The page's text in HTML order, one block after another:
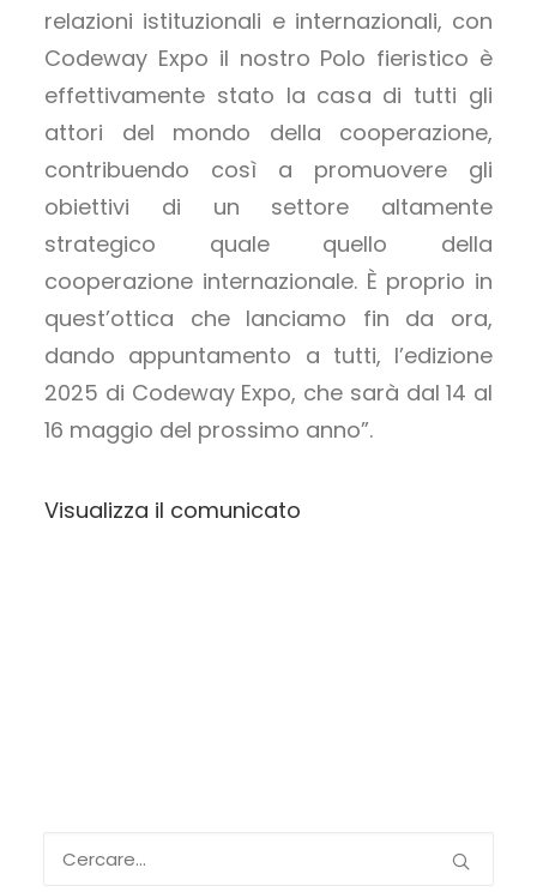
relazioni istituzionali e internazionali, con
Codeway Expo il nostro Polo fieristico è
effettivamente stato la casa di tutti gli
attori del mondo della cooperazione,
contribuendo così a promuovere gli
obiettivi di un settore altamente
strategico quale quello della
cooperazione internazionale. È proprio in
quest’ottica che lanciamo fin da ora,
dando appuntamento a tutti, l’edizione
2025 di Codeway Expo, che sarà dal 14 al
16 maggio del prossimo anno”.
Visualizza il comunicato